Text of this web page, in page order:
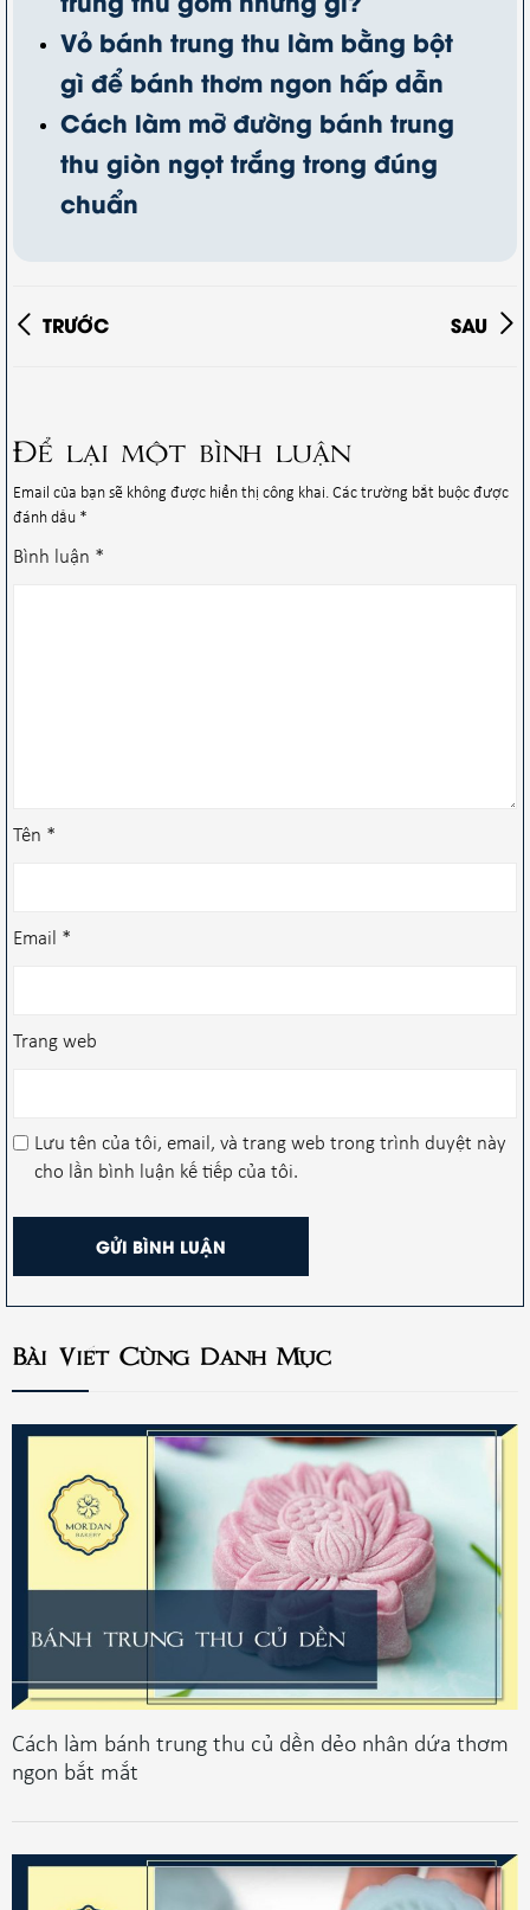
Vỏ bánh trung thu làm bằng bột
gì để bánh thơm ngon hấp dẫn
Cách làm mỡ đường bánh trung
thu giòn ngọt trắng trong đúng
chuẩn
TRƯỚC SAU
Để lại một bình luận
Email của bạn sẽ không được hiển thị công khai. Các trường bắt buộc được
đánh dấu *
Bình luận *
Tên *
Email *
Trang web
Lưu tên của tôi, email, và trang web trong trình duyệt này
cho lần bình luận kế tiếp của tôi.
Bài Viết Cùng Danh Mục
Cách làm bánh trung thu củ dền dẻo nhân dứa thơm
ngon bắt mắt